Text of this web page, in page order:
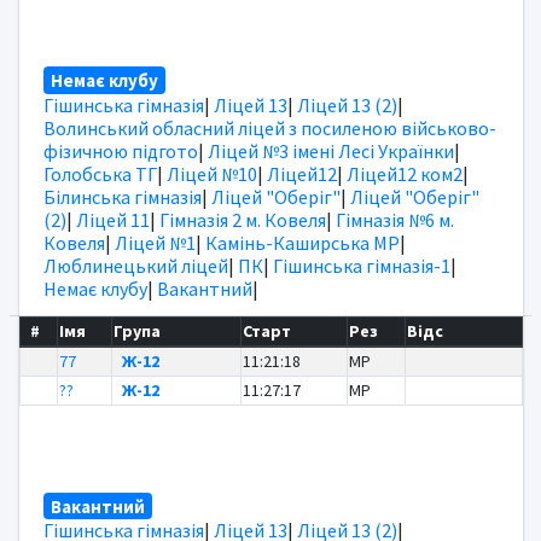
Немає клубу
Гішинська гімназія| Ліцей 13| Ліцей 13 (2)|
Волинський обласний ліцей з посиленою військово-
фізичною підгото| Ліцей №3 імені Лесі Українки|
Голобська ТГ| Ліцей №10| Ліцей12| Ліцей12 ком2|
Білинська гімназія| Ліцей "Оберіг"| Ліцей "Оберіг"
(2)| Ліцей 11| Гімназія 2 м. Ковеля| Гімназія №6 м.
Ковеля| Ліцей №1| Камінь-Каширська МР|
Люблинецький ліцей| ПК| Гішинська гімназія-1|
Немає клубу| Вакантний|
# Імя Група Старт Рез
Відс
77
Ж-12 11:21:18
MP
??
Ж-12 11:27:17 MP
Вакантний
Гішинська гімназія| Ліцей 13| Ліцей 13 (2)|